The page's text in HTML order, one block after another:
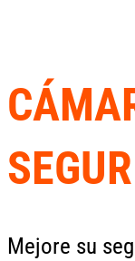
Mejore su